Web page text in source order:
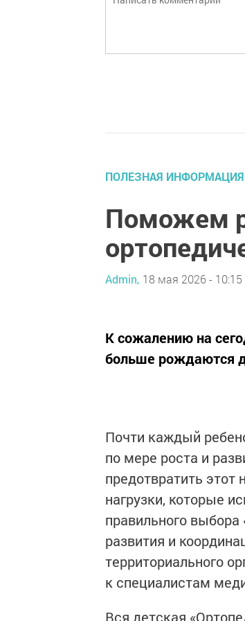
ПОЛЕЗНАЯ ИНФОРМАЦИЯ
Поможем
Admin, 18 мая 2026 - 10:15
К сожалению на
больше рождаются
Почти каждый
по мере роста и
предотвратить
нагрузки, которые
правильного
развития и
территориального
к специалистам
Вся детская